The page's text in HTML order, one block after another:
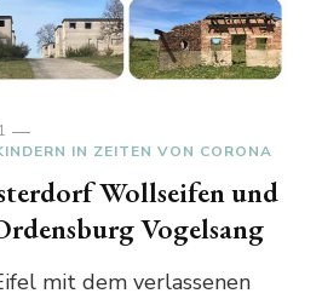
IN ZEITEN VON CORONA
Wollseifen und
Vogelsang
mit dem verlassenen